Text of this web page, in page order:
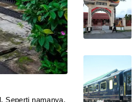
Seperti namanya,